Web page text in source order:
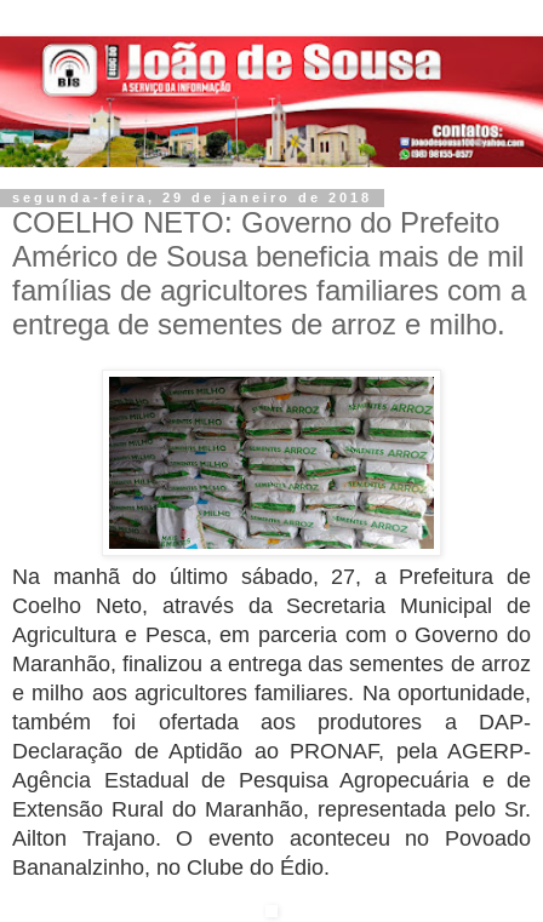
segunda-feira, 29 de janeiro de 2018
COELHO NETO: Governo do Prefeito
Américo de Sousa beneficia mais de mil
famílias de agricultores familiares com a
entrega de sementes de arroz e milho.
Na manhã do último sábado, 27, a Prefeitura de
Coelho Neto, através da Secretaria Municipal de
Agricultura e Pesca, em parceria com o Governo do
Maranhão, finalizou a entrega das sementes de arroz
e milho aos agricultores familiares. Na oportunidade,
também foi ofertada aos produtores a DAP-
Declaração de Aptidão ao PRONAF, pela AGERP-
Agência Estadual de Pesquisa Agropecuária e de
Extensão Rural do Maranhão, representada pelo Sr.
Ailton Trajano. O evento aconteceu no Povoado
Bananalzinho, no Clube do Édio.